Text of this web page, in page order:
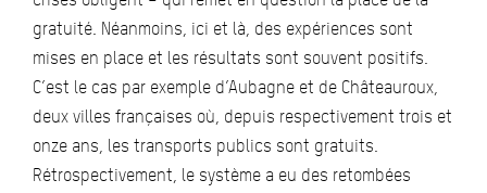
gratuité. Néanmoins, ici et là, des expériences sont
mises en place et les résultats sont souvent positifs.
C’est le cas par exemple d’Aubagne et de Châteauroux,
deux villes françaises où, depuis respectivement trois et
onze ans, les transports publics sont gratuits.
Rétrospectivement, le système a eu des retombées